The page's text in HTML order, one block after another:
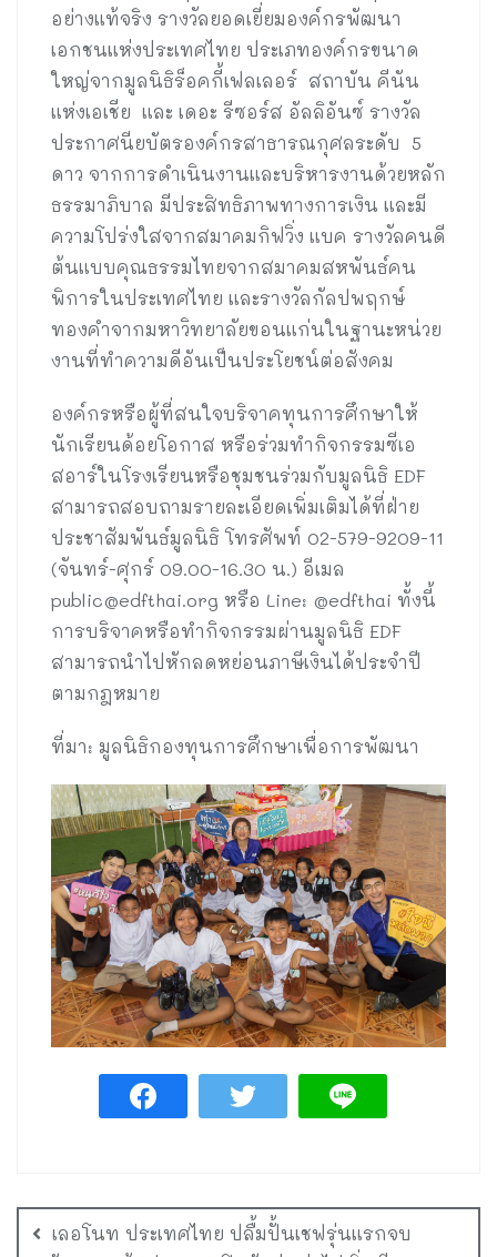
อย่างแท้จริง รางวัลยอดเยี่ยมองค์กรพัฒนา
เอกชนแห่งประเทศไทย ประเภทองค์กรขนาด
ใหญ่จากมูลนิธิร็อคกี้เฟลเลอร์ สถาบัน คีนัน
แห่งเอเชีย และ เดอะ รีซอร์ส อัลลิอันซ์ รางวัล
ประกาศนียบัตรองค์กรสาธารณกุศลระดับ 5
ดาว จากการดำเนินงานและบริหารงานด้วยหลัก
ธรรมาภิบาล มีประสิทธิภาพทางการเงิน และมี
ความโปร่งใสจากสมาคมกิฟวิ่ง แบค รางวัลคนดี
ต้นแบบคุณธรรมไทยจากสมาคมสหพันธ์คน
พิการในประเทศไทย และรางวัลกัลปพฤกษ์
ทองคำจากมหาวิทยาลัยขอนแก่นในฐานะหน่วย
งานที่ทำความดีอันเป็นประโยชน์ต่อสังคม
องค์กรหรือผู้ที่สนใจบริจาคทุนการศึกษาให้
นักเรียนด้อยโอกาส หรือร่วมทำกิจกรรมซีเอ
สอาร์ในโรงเรียนหรือชุมชนร่วมกับมูลนิธิ EDF
สามารถสอบถามรายละเอียดเพิ่มเติมได้ที่ฝ่าย
ประชาสัมพันธ์มูลนิธิ โทรศัพท์ 02-579-9209-11
(จันทร์-ศุกร์ 09.00-16.30 น.) อีเมล
public@edfthai.org หรือ Line: @edfthai ทั้งนี้
การบริจาคหรือทำกิจกรรมผ่านมูลนิธิ EDF
สามารถนำไปหักลดหย่อนภาษีเงินได้ประจำปี
ตามกฎหมาย
ที่มา: มูลนิธิกองทุนการศึกษาเพื่อการพัฒนา
เลอโนท ประเทศไทย ปลื้มปั้นเชฟรุ่นแรกจบ